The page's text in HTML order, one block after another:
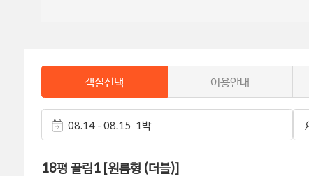
객실선택 이용안내
08.14 - 08.15 1박
18평 끌림1 [원룸형 (더블)]